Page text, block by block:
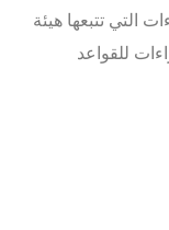
التي تتبعها هيئة
للقواعد